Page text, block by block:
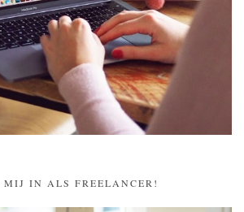
MIJ IN ALS FREELANCER!